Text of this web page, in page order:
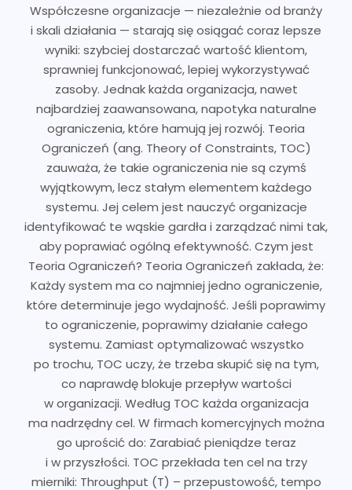
Współczesne organizacje — niezależnie od branży
i skali działania — starają się osiągać coraz lepsze
wyniki: szybciej dostarczać wartość klientom,
sprawniej funkcjonować, lepiej wykorzystywać
zasoby. Jednak każda organizacja, nawet
najbardziej zaawansowana, napotyka naturalne
ograniczenia, które hamują jej rozwój. Teoria
Ograniczeń (ang. Theory of Constraints, TOC)
zauważa, że takie ograniczenia nie są czymś
wyjątkowym, lecz stałym elementem każdego
systemu. Jej celem jest nauczyć organizacje
identyfikować te wąskie gardła i zarządzać nimi tak,
aby poprawiać ogólną efektywność. Czym jest
Teoria Ograniczeń? Teoria Ograniczeń zakłada, że:
Każdy system ma co najmniej jedno ograniczenie,
które determinuje jego wydajność. Jeśli poprawimy
to ograniczenie, poprawimy działanie całego
systemu. Zamiast optymalizować wszystko
po trochu, TOC uczy, że trzeba skupić się na tym,
co naprawdę blokuje przepływ wartości
w organizacji. Według TOC każda organizacja
ma nadrzędny cel. W firmach komercyjnych można
go uprościć do: Zarabiać pieniądze teraz
i w przyszłości. TOC przekłada ten cel na trzy
mierniki: Throughput (T) – przepustowość, tempo